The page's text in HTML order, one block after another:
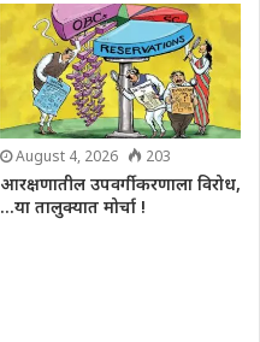
August 4, 2026 203
आरक्षणातील उपवर्गीकरणाला विरोध,
…या तालुक्यात मोर्चा !